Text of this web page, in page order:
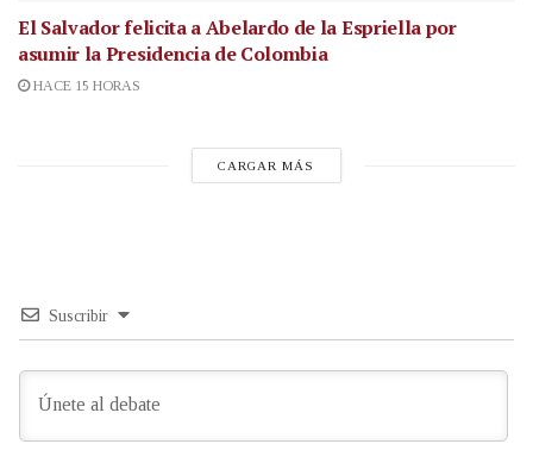
El Salvador felicita a Abelardo de la Espriella por
asumir la Presidencia de Colombia
HACE 15 HORAS
CARGAR MÁS
Suscribir